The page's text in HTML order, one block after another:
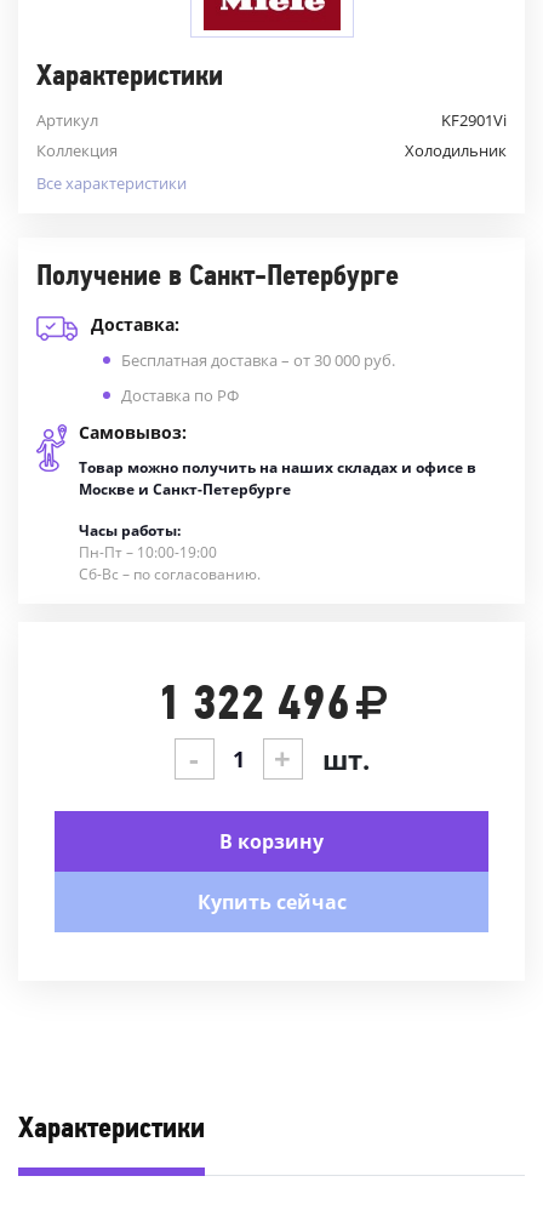
Характеристики
Артикул
KF2901Vi
Коллекция
Холодильник
Все характеристики
Получение в Санкт-Петербурге
Доставка:
Бесплатная доставка – от 30 000 руб.
Доставка по РФ
Самовывоз:
Товар можно получить на наших складах и офисе в
Москве и Санкт-Петербурге
Часы работы:
Пн-Пт – 10:00-19:00
Сб-Вс – по согласованию.
1 322 496
- + шт.
В корзину
Купить сейчас
Характеристики